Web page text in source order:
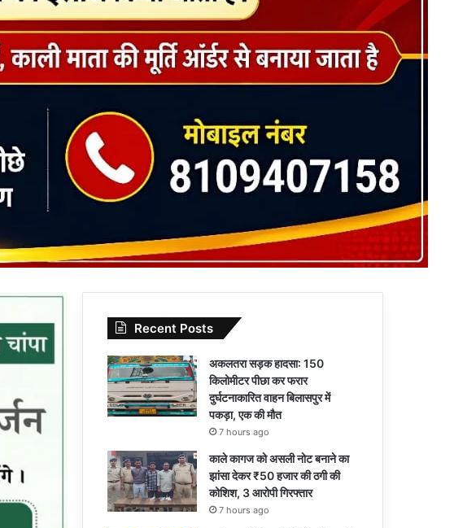
Recent Posts
अकलतरा सड़क हादसा: 150
किलोमीटर पीछा कर फरार
दुर्घटनाकारित वाहन बिलासपुर में
पकड़ा, एक की मौत
7 hours ago
काले कागज को असली नोट बनाने का
झांसा देकर ₹50 हजार की ठगी की
कोशिश, 3 आरोपी गिरफ्तार
7 hours ago